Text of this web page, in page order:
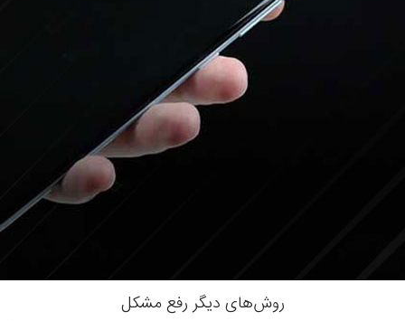
روش‌های دیگر رفع مشکل